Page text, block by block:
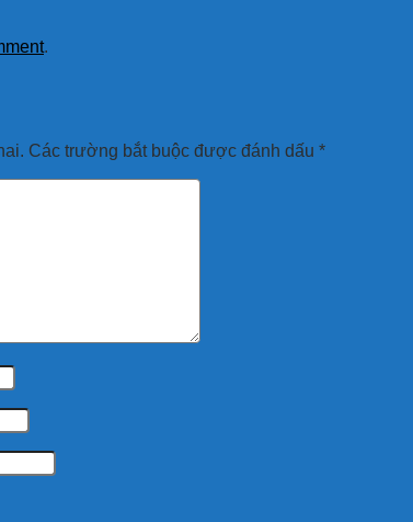
.
Các trường bắt buộc được đánh dấu *